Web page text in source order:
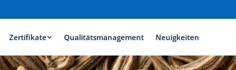
Zertifikate Qualitätsmanagement Neuigkeiten